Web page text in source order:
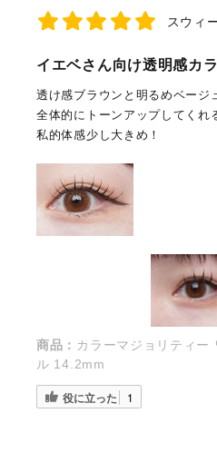
スウィ
イエベさん向け透明感カ
透け感ブラウンと明るめベージ
全体的にトーンアップしてくれ
私的体感少し大きめ！
商品： カラーマジョリティー
ル 14.2mm
役に立った 1